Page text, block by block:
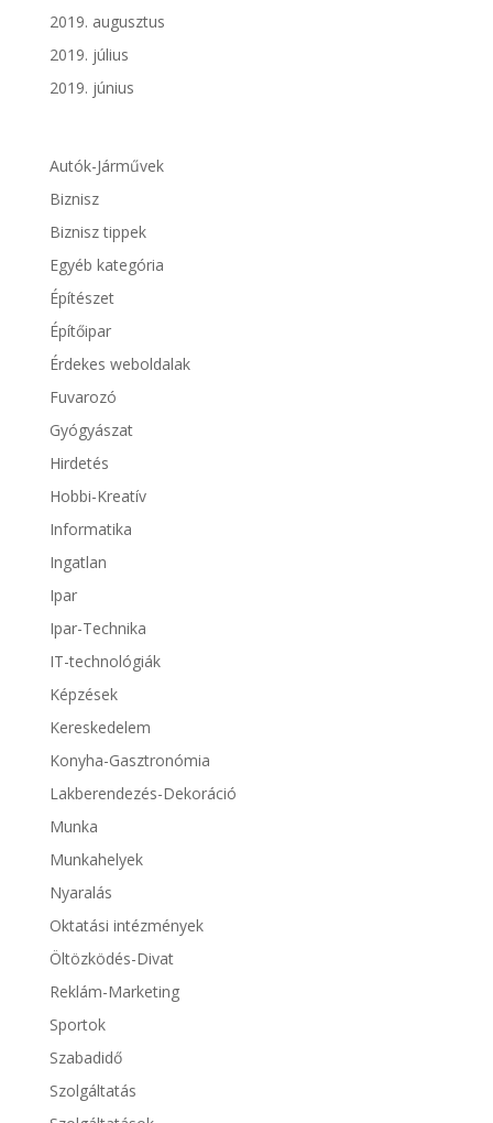
2019. augusztus
2019. július
2019. június
Autók-Járművek
Biznisz
Biznisz tippek
Egyéb kategória
Építészet
Építőipar
Érdekes weboldalak
Fuvarozó
Gyógyászat
Hirdetés
Hobbi-Kreatív
Informatika
Ingatlan
Ipar
Ipar-Technika
IT-technológiák
Képzések
Kereskedelem
Konyha-Gasztronómia
Lakberendezés-Dekoráció
Munka
Munkahelyek
Nyaralás
Oktatási intézmények
Öltözködés-Divat
Reklám-Marketing
Sportok
Szabadidő
Szolgáltatás